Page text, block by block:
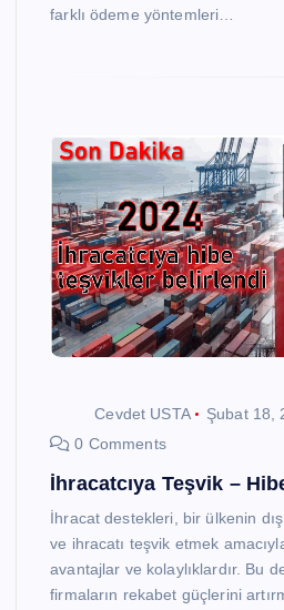
farklı ödeme yöntemleri…
Cevdet USTA
Şubat 18,
0 Comments
İhracatcıya Teşvik –
İhracat destekleri, bir ülkenin
ve ihracatı teşvik etmek
avantajlar ve kolaylıklardır. Bu
firmaların rekabet güçlerini